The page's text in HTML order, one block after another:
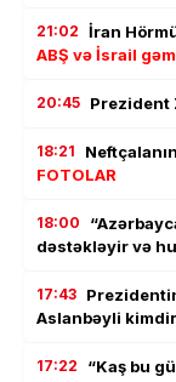
21:02 İran
ABŞ və İsrail
20:45 Prezident
18:21
FOTOLAR
18:00
dəstəkləyir və
17:43
Aslanbəyli
17:22 “Kaş bu